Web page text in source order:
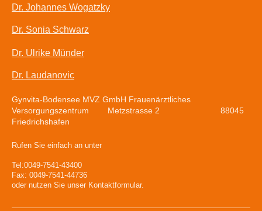
Dr. Johannes Wogatzky
Dr. Sonia Schwarz
Dr. Ulrike Münder
Dr. Laudanovic
Gynvita-Bodensee MVZ GmbH Frauenärztliches
Versorgungszentrum Metzstrasse 2 88045
Friedrichshafen
Rufen Sie einfach an unter
Tel:0049-7541-43400
Fax: 0049-7541-44736
oder nutzen Sie unser Kontaktformular.